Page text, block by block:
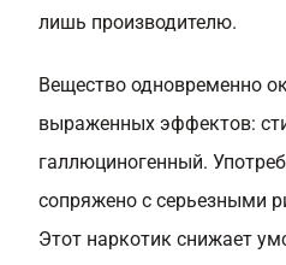
лишь производителю.
Вещество одновременно
выраженных эффектов:
галлюциногенный.
сопряжено с серьезными
Этот наркотик снижает